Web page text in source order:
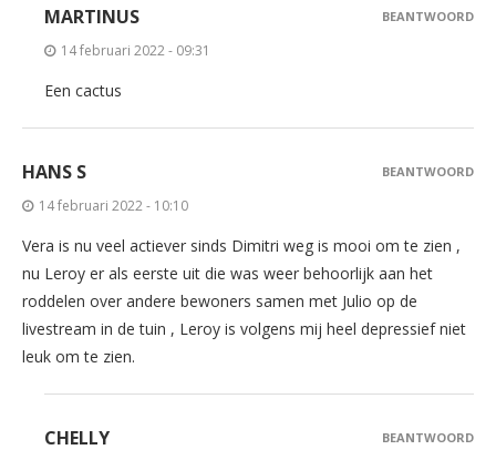
MARTINUS
14 februari 2022 - 09:31
Een cactus
BEANTWOORD
HANS S
14 februari 2022 - 10:10
Vera is nu veel actiever sinds Dimitri weg is mooi om te zien ,
nu Leroy er als eerste uit die was weer behoorlijk aan het
roddelen over andere bewoners samen met Julio op de
livestream in de tuin , Leroy is volgens mij heel depressief niet
leuk om te zien.
BEANTWOORD
CHELLY BEANTWOORD